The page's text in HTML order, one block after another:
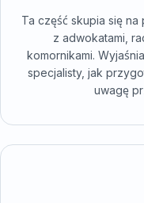
Ta część skupia się
z adwokatami,
komornikami.
specjalisty, jak
uwagę